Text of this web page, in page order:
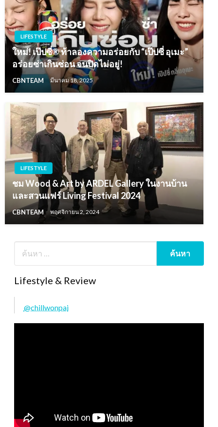
LIFESTYLE
ใหม่! เป๊ปซี่® ท้าลองความอร่อยกับ “เป๊ปซี่ อุเมะ”
อร่อยซ่าเกินซ่อน จนปิดไม่อยู่!
CBNTEAM มีนาคม 18, 2025
LIFESTYLE
ชม Wood & Art by ARDEL Gallery ในงานบ้าน
และสวนแฟร์ Living Festival 2024
CBNTEAM พฤศจิกายน 2, 2024
Lifestyle & Review
@chillwonpai